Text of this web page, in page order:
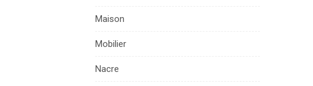
Maison
Mobilier
Nacre